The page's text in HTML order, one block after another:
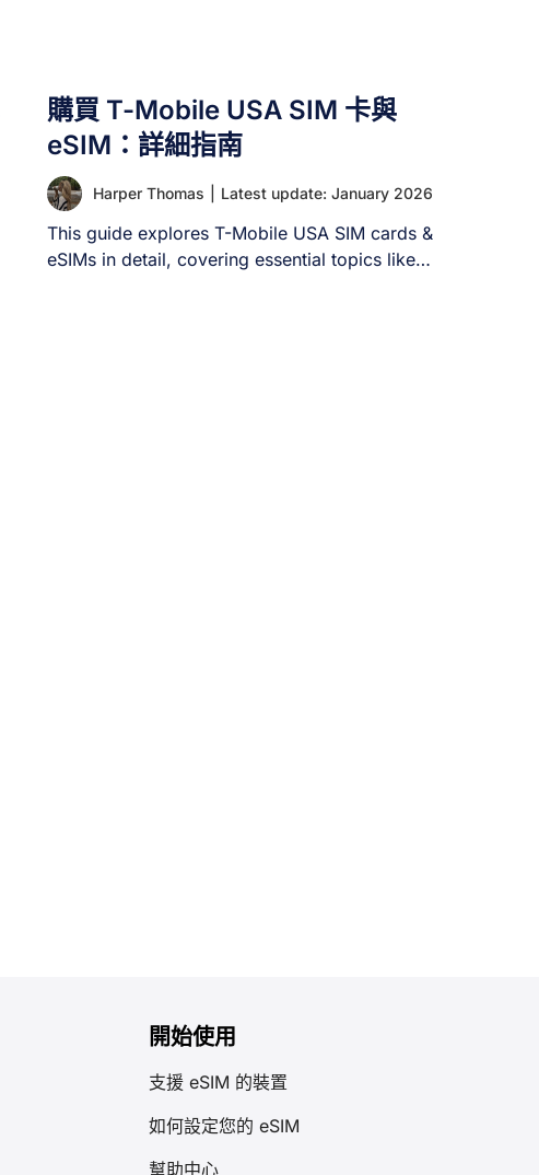
購買 T-Mobile USA SIM 卡與
eSIM：詳細指南
Harper Thomas Latest update: January 2026
This guide explores T-Mobile USA SIM cards &
eSIMs in detail, covering essential topics like
開始使用
支援 eSIM 的裝置
如何設定您的 eSIM
幫助中心